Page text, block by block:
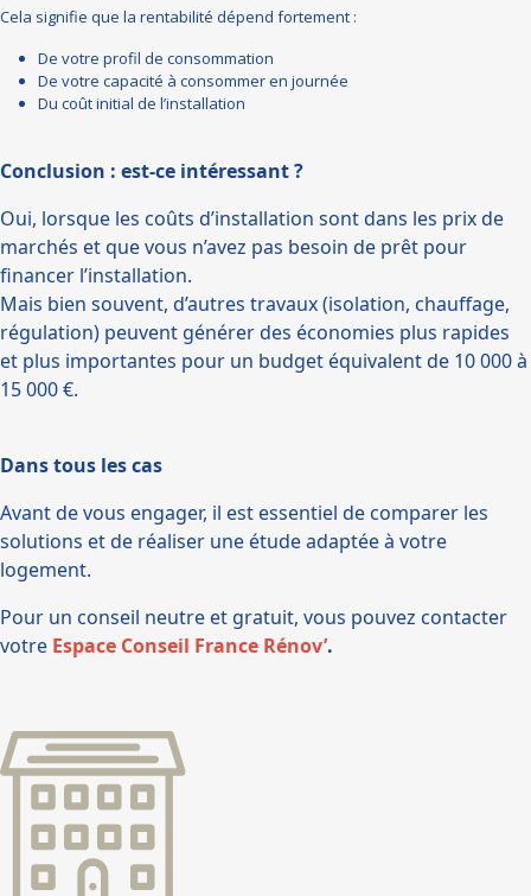
Cela signifie que la rentabilité dépend fortement :
De votre profil de consommation
De votre capacité à consommer en journée
Du coût initial de l’installation
Conclusion : est-ce intéressant ?
Oui, lorsque les coûts d’installation sont dans les prix de
marchés et que vous n’avez pas besoin de prêt pour
financer l’installation.
Mais bien souvent, d’autres travaux (isolation, chauffage,
régulation) peuvent générer des économies plus rapides
et plus importantes pour un budget équivalent de 10 000 à
15 000 €.
Dans tous les cas
Avant de vous engager, il est essentiel de comparer les
solutions et de réaliser une étude adaptée à votre
logement.
Pour un conseil neutre et gratuit, vous pouvez contacter
votre Espace Conseil France Rénov’.